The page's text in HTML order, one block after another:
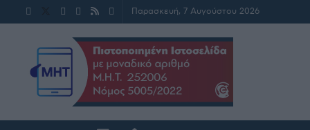
Παρασκευή, 7 Αυγούστου 2026